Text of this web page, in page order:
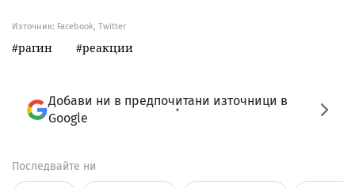
Източник: Facebook, Twitter
рагин реакции
Добави ни в предпочитани източници в
Google
Последвайте ни